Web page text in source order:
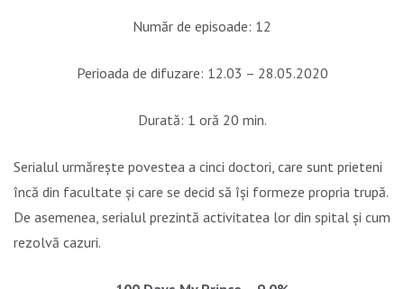
Număr de episoade: 12
Perioada de difuzare: 12.03 – 28.05.2020
Durată: 1 oră 20 min.
Serialul urmărește povestea a cinci doctori, care sunt prieteni
încă din facultate și care se decid să își formeze propria trupă.
De asemenea, serialul prezintă activitatea lor din spital și cum
rezolvă cazuri.